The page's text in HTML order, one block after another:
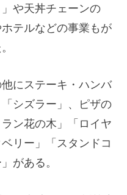
や天丼チェーンの
テルなどの事業もが
にステーキ・ハンバ
シズラー」、ピザの
ン花の木」「ロイヤ
リー」「スタンドコ
がある。